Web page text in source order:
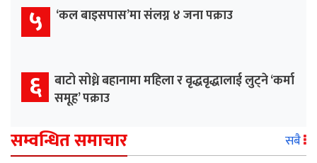
५ ‘कल बाइसपास’मा संलग्न ४ जना पक्राउ
६ बाटो सोध्ने बहानामा महिला र वृद्धवृद्धालाई लुट्ने ‘कर्मा
समूह’ पक्राउ
सम्वन्धित समाचार सबै